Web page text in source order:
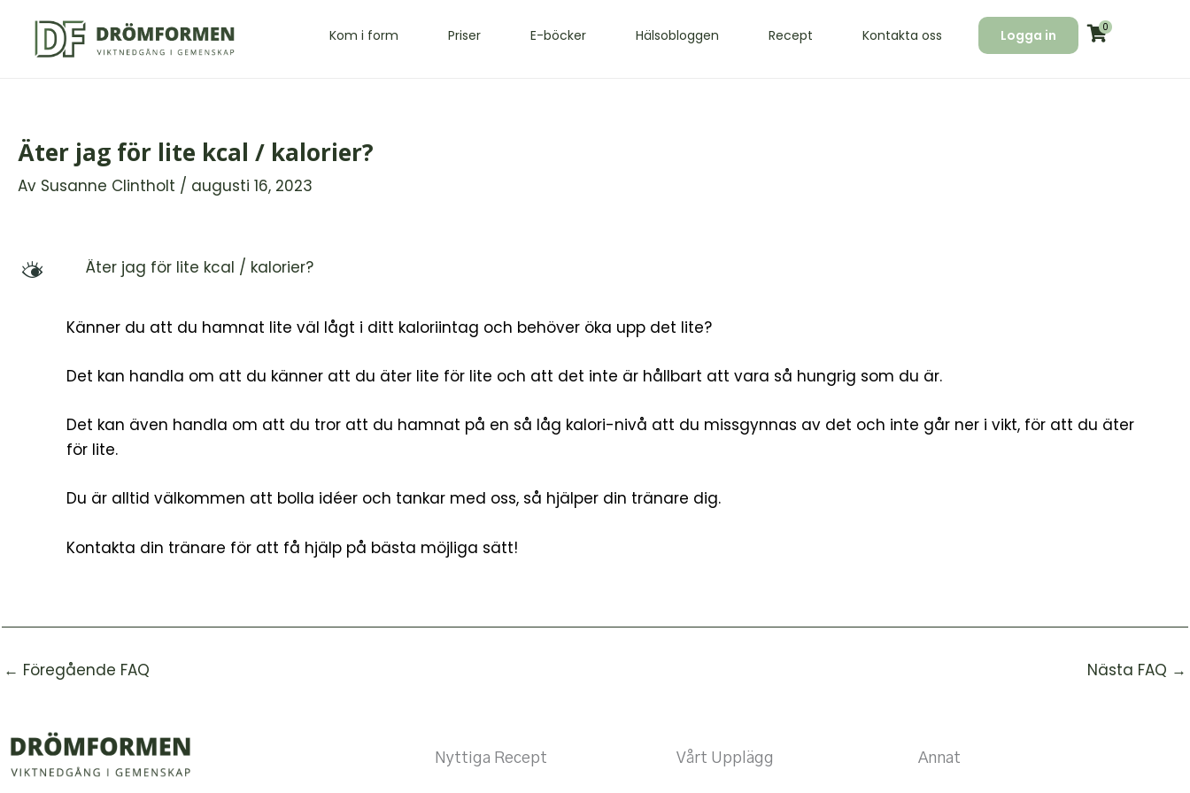
innehåll
Kom i form Priser E-böcker Hälsobloggen Recept Kontakta oss Logga in 0
Äter jag för lite kcal / kalorier?
Av Susanne Clintholt / augusti 16, 2023
M Äter jag för lite kcal / kalorier?
Känner du att du hamnat lite väl lågt i ditt kaloriintag och behöver öka upp det lite?
Det kan handla om att du känner att du äter lite för lite och att det inte är hållbart att vara så hungrig som du är.
Det kan även handla om att du tror att du hamnat på en så låg kalori-nivå att du missgynnas av det och inte går ner i vikt, för att du äter
för lite.
Du är alltid välkommen att bolla idéer och tankar med oss, så hjälper din tränare dig.
Kontakta din tränare för att få hjälp på bästa möjliga sätt!
← Föregående FAQ Nästa FAQ →
Nyttiga Recept Vårt Upplägg Annat